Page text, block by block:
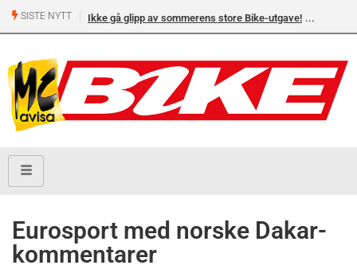
SISTE NYTT Ikke gå glipp av sommerens store Bike-utgave!
Eurosport med norske Dakar-
kommentarer